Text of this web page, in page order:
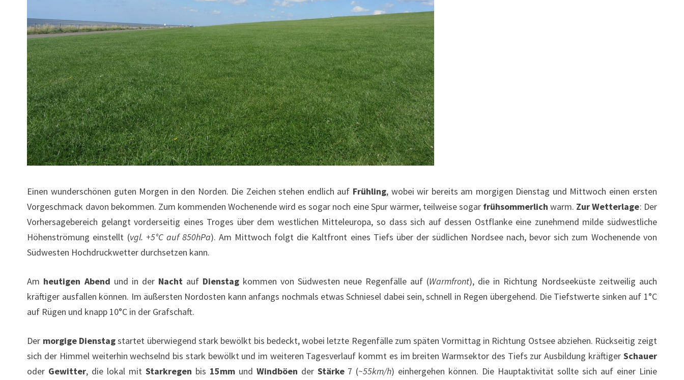
Einen wunderschönen guten Morgen in den Norden. Die Zeichen stehen endlich auf Frühling, wobei wir bereits am morgigen Dienstag und Mittwoch einen ersten
Vorgeschmack davon bekommen. Zum kommenden Wochenende wird es sogar noch eine Spur wärmer, teilweise sogar frühsommerlich warm. Zur Wetterlage: Der
Vorhersagebereich gelangt vorderseitig eines Troges über dem westlichen Mitteleuropa, so dass sich auf dessen Ostflanke eine zunehmend milde südwestliche
Höhenströmung einstellt (vgl. +5°C auf 850hPa). Am Mittwoch folgt die Kaltfront eines Tiefs über der südlichen Nordsee nach, bevor sich zum Wochenende von
Südwesten Hochdruckwetter durchsetzen kann.
Am heutigen Abend und in der Nachtauf Dienstagkommen von Südwesten neue Regenfälle auf (Warmfront), die in Richtung Nordseeküste zeitweilig auch
kräftiger ausfallen können. Im äußersten Nordosten kann anfangs nochmals etwas Schniesel dabei sein, schnell in Regen übergehend. Die Tiefstwerte sinken auf 1°C
auf Rügen und knapp 10°C in der Grafschaft.
Der morgige Dienstagstartet überwiegend stark bewölkt bis bedeckt, wobei letzte Regenfälle zum späten Vormittag in Richtung Ostsee abziehen. Rückseitig zeigt
sich der Himmel weiterhin wechselnd bis stark bewölkt und im weiteren Tagesverlauf kommt es im breiten Warmsektor des Tiefs zur Ausbildung kräftiger Schauer
oder Gewitter, die lokal mit Starkregen bis 15mmund Windböen der Stärke7 (~55km/h) einhergehen können. Die Hauptaktivität sollte sich auf einer Linie